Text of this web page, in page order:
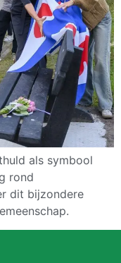
als symbool
rond
dit bijzondere